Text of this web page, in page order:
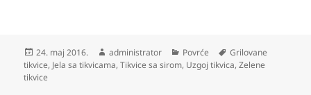
Objavljeno
24. maj 2016. Autor
administrator Kategorije
Povrće Oznake
Grilovane
tikvice, Jela sa tikvicama,Tikvice sa sirom, Uzgoj tikvica,Zelene
tikvice